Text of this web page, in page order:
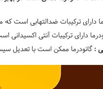
دارای ترکیبات ضدالتهابی است
دارای ترکیبات آنتی
:گانودرما ممکن است با تعدیل